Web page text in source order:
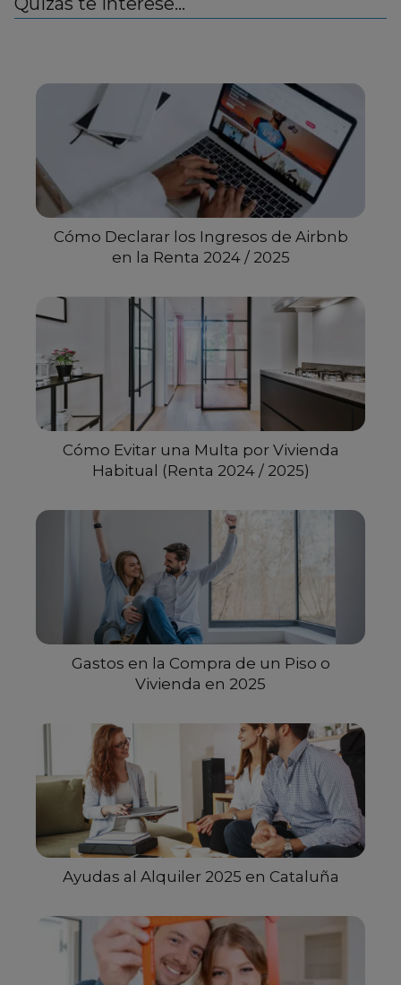
Cómo Declarar los Ingresos de Airbnb
en la Renta 2024 / 2025
Cómo Evitar una Multa por Vivienda
Habitual (Renta 2024 / 2025)
Gastos en la Compra de un Piso o
Vivienda en 2025
Ayudas al Alquiler 2025 en Cataluña